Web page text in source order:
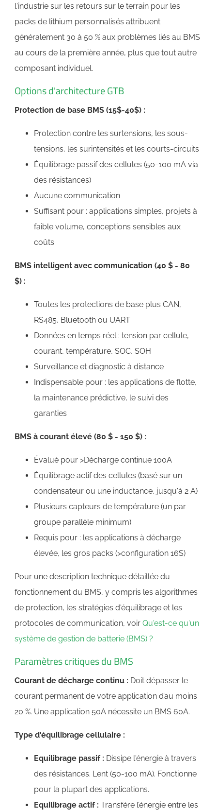
l'industrie sur les retours sur le terrain pour les
packs de lithium personnalisés attribuent
généralement 30 à 50 % aux problèmes liés au BMS
au cours de la première année, plus que tout autre
composant individuel.
Options d'architecture GTB
Protection de base BMS (15$-40$) :
Protection contre les surtensions, les sous-
tensions, les surintensités et les courts-circuits
Équilibrage passif des cellules (50-100 mA via
des résistances)
Aucune communication
Suffisant pour : applications simples, projets à
faible volume, conceptions sensibles aux
coûts
BMS intelligent avec communication (40 $ - 80
$) :
Toutes les protections de base plus CAN,
RS485, Bluetooth ou UART
Données en temps réel : tension par cellule,
courant, température, SOC, SOH
Surveillance et diagnostic à distance
Indispensable pour : les applications de flotte,
la maintenance prédictive, le suivi des
garanties
BMS à courant élevé (80 $ - 150 $) :
Évalué pour >Décharge continue 100A
Équilibrage actif des cellules (basé sur un
condensateur ou une inductance, jusqu'à 2 A)
Plusieurs capteurs de température (un par
groupe parallèle minimum)
Requis pour : les applications à décharge
élevée, les gros packs (>configuration 16S)
Pour une description technique détaillée du
fonctionnement du BMS, y compris les algorithmes
de protection, les stratégies d'équilibrage et les
protocoles de communication, voir Qu'est-ce qu'un
système de gestion de batterie (BMS) ?
Paramètres critiques du BMS
Courant de décharge continu : Doit dépasser le
courant permanent de votre application d’au moins
20 %. Une application 50A nécessite un BMS 60A.
Type d'équilibrage cellulaire :
Equilibrage passif : Dissipe l'énergie à travers
des résistances. Lent (50-100 mA). Fonctionne
pour la plupart des applications.
Equilibrage actif : Transfère l’énergie entre les